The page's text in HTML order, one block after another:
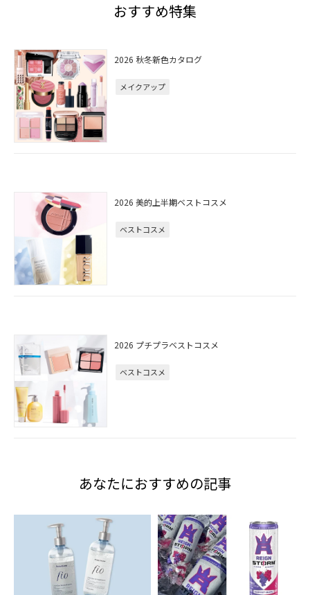
おすすめ特集
2026 秋冬新色カタログ
メイクアップ
2026 美的上半期ベストコスメ
ベストコスメ
2026 プチプラベストコスメ
ベストコスメ
あなたにおすすめの記事